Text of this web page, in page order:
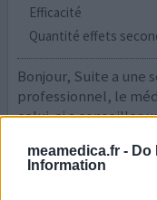
meamedica.fr - Do
Information
Efficacité
Quantité effets
Bonjour, Suite a une
professionnel, le
celui-ci a conseiller
suffisant pour
augmenter la dose